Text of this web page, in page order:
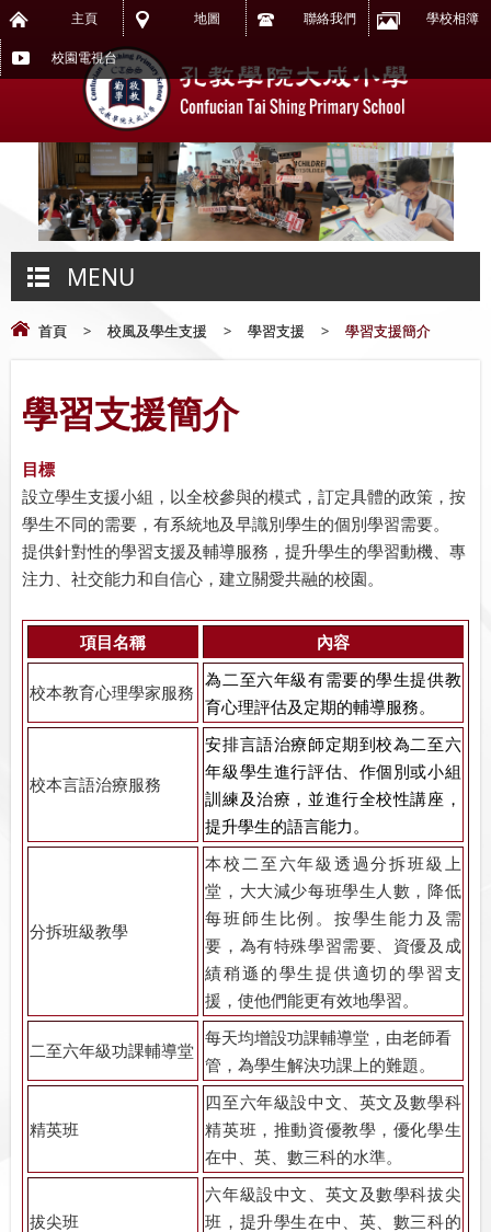
主頁 地圖 聯絡我們 學校相簿
校園電視台
MENU
首頁 > 校風及學生支援 > 學習支援 > 學習支援簡介
學習支援簡介
目標
設立學生支援小組，以全校參與的模式，訂定具體的政策，按
學生不同的需要，有系統地及早識別學生的個別學習需要。
提供針對性的學習支援及輔導服務，提升學生的學習動機、專
注力、社交能力和自信心，建立關愛共融的校園。
項目名稱 內容
校本教育心理學家服務
為二至六年級有需要的學生提供教
育心理評估及定期的輔導服務。
校本言語治療服務
安排言語治療師定期到校為二至六
年級學生進行評估、作個別或小組
訓練及治療，並進行全校性講座，
提升學生的語言能力。
分拆班級教學
本校二至六年級透過分拆班級上
堂，大大減少每班學生人數，降低
每班師生比例。按學生能力及需
要，為有特殊學習需要、資優及成
績稍遜的學生提供適切的學習支
援，使他們能更有效地學習。
二至六年級功課輔導堂
每天均增設功課輔導堂，由老師看
管，為學生解決功課上的難題。
精英班
四至六年級設中文、英文及數學科
精英班，推動資優教學，優化學生
在中、英、數三科的水準。
拔尖班
六年級設中文、英文及數學科拔尖
班，提升學生在中、英、數三科的